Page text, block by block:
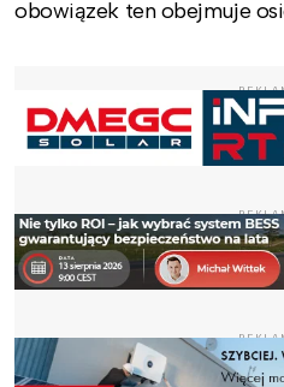
obowiązek ten obejmuje